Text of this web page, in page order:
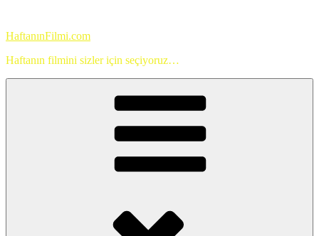
HaftanınFilmi.com
Haftanın filmini sizler için seçiyoruz…